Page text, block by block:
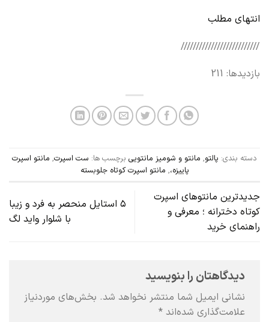
انتهای مطلب
//////////////////////////
بازدیدها: 211
دسته بندی: پالتو,مانتو و شومیز مانتوییبرچسب ها: ست اسپرت,مانتو اسپرت
پاییزه،,مانتو اسپرت کوتاه جلوبسته
جدیدترین مانتوهای اسپرت
کوتاه دخترانه ؛ معرفی و
راهنمای خرید
۵ استایل منحصر به فرد و زیبا
با شلوار واید لگ
دیدگاهتان را بنویسید
نشانی ایمیل شما منتشر نخواهد شد. بخش‌های موردنیاز
علامت‌گذاری شده‌اند *